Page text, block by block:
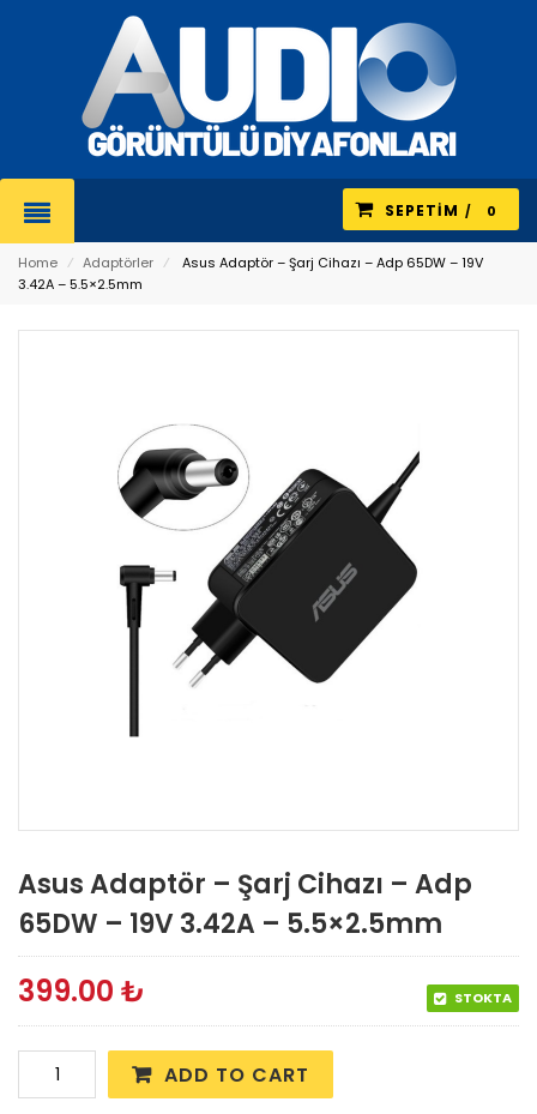
SEPETIM 0
Home ⁄ Adaptörler ⁄
Asus Adaptör – Şarj Cihazı – Adp 65DW – 19V
3.42A – 5.5×2.5mm
Asus Adaptör – Şarj Cihazı – Adp
65DW – 19V 3.42A – 5.5×2.5mm
399.00 ₺ STOKTA
ADD TO CART